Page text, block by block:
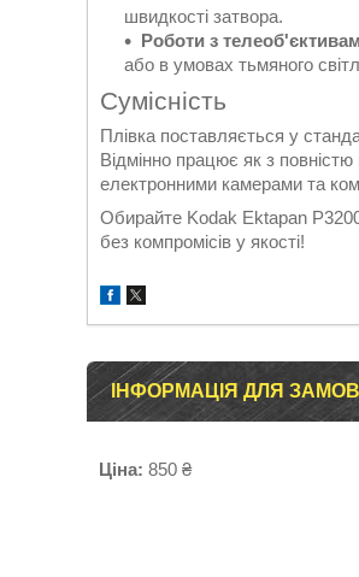
швидкості затвора.
Роботи з
або в умовах тьмяного
Сумісність
Плівка поставляється у
Відмінно працює як з
електронними камерами та
Обирайте Kodak Ektapan P3200
без компромісів у якості!
ІНФОРМАЦІЯ ДЛЯ
Ціна: 850 ₴